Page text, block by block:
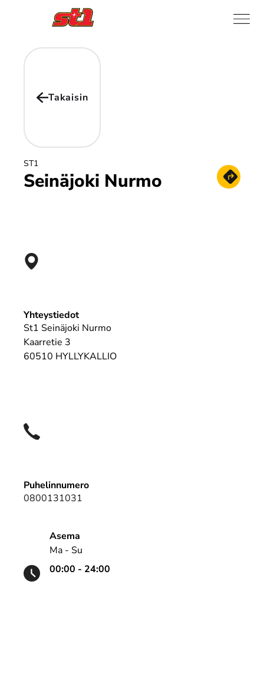
Takaisin
ST1
Seinäjoki Nurmo Hae
Yhteystiedot
St1 Seinäjoki Nurmo
Kaarretie 3
60510 HYLLYKALLIO
Puhelinnumero
0800131031
Asema
Ma - Su
00:00 - 24:00